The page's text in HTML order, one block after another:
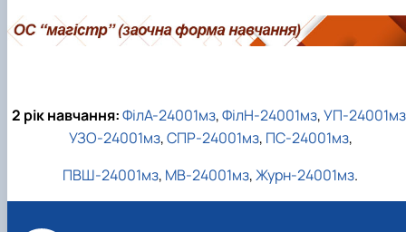
2 рік навчання:ФілА-24001мз,ФілН-24001мз,УП-24001мз
УЗО-24001мз,СПР-24001мз, ПС-24001мз,
ПВШ-24001мз, МВ-24001мз,Журн-24001мз.